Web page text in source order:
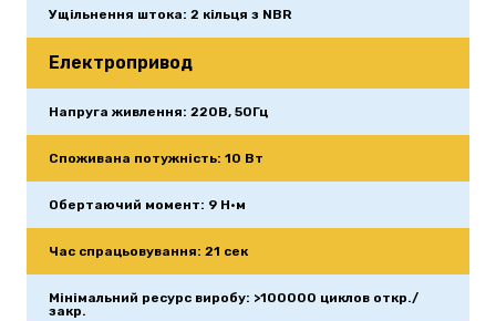
Ущільнення штока: 2 кільця з NBR
Електропривод
Напруга живлення: 220В, 50Гц
Споживана потужність: 10 Вт
Обертаючий момент: 9 Н•м
Час спрацьовування: 21 сек
Мінімальний ресурс виробу: >100000 циклов откр./
закр.